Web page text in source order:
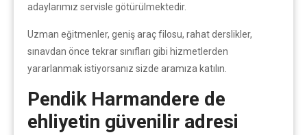
adaylarımız servisle götürülmektedir.
Uzman eğitmenler, geniş araç filosu, rahat derslikler,
sınavdan önce tekrar sınıfları gibi hizmetlerden
yararlanmak istiyorsanız sizde aramıza katılın.
Pendik Harmandere de
ehliyetin güvenilir adresi